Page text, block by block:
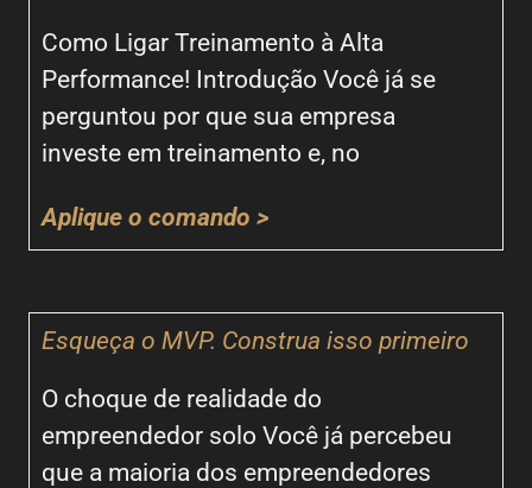
Como Ligar Treinamento à Alta
Performance! Introdução Você já se
perguntou por que sua empresa
investe em treinamento e, no
Aplique o comando >
Esqueça o MVP. Construa isso primeiro
O choque de realidade do
empreendedor solo Você já percebeu
que a maioria dos empreendedores